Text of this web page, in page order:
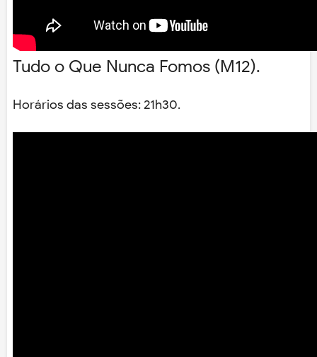
Tudo o Que Nunca Fomos (M12).
Horários das sessões: 21h30.